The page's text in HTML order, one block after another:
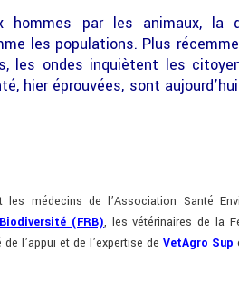
hommes par les animaux,
les populations. Plus
les ondes inquiètent les
hier éprouvées, sont
médecins de l’Association Santé
(FRB), les vétérinaires de la
l’appui et de l’expertise de VetAgro Sup